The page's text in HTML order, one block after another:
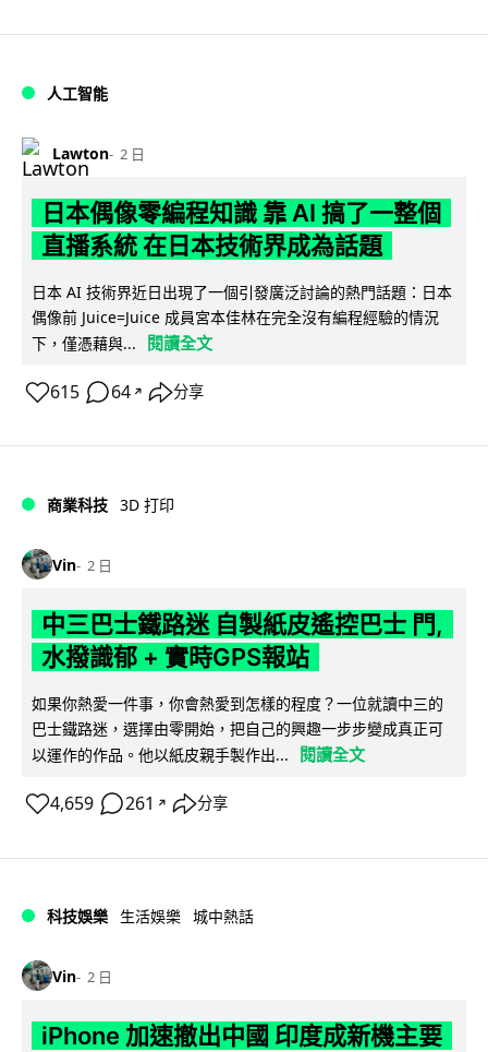
人工智能
Lawton 2 日
日本偶像零編程知識 靠 AI 搞了一整個
直播系統 在日本技術界成為話題
日本 AI 技術界近日出現了一個引發廣泛討論的熱門話題：日本
偶像前 Juice=Juice 成員宮本佳林在完全沒有編程經驗的情況
下，僅憑藉與...
閱讀全文
615 64 ↗ 分享
商業科技 3D 打印
Vin 2 日
中三巴士鐵路迷 自製紙皮遙控巴士 門,
水撥識郁 + 實時GPS報站
如果你熱愛一件事，你會熱愛到怎樣的程度？一位就讀中三的
巴士鐵路迷，選擇由零開始，把自己的興趣一步步變成真正可
以運作的作品。他以紙皮親手製作出...
閱讀全文
4,659 261 ↗ 分享
科技娛樂 生活娛樂 城中熱話
Vin 2 日
iPhone 加速撤出中國 印度成新機主要